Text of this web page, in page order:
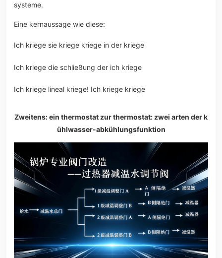
systeme.
Eine kernaussage wie diese:
Ich kriege sie kriege kriege in der kriege
Ich kriege die schließung der ich kriege
Ich kriege lineal kriege! Ich kriege kriege
Zweitens: ein thermostat zur thermostat: zwei arten der k
ühlwasser-abkühlungsfunktion